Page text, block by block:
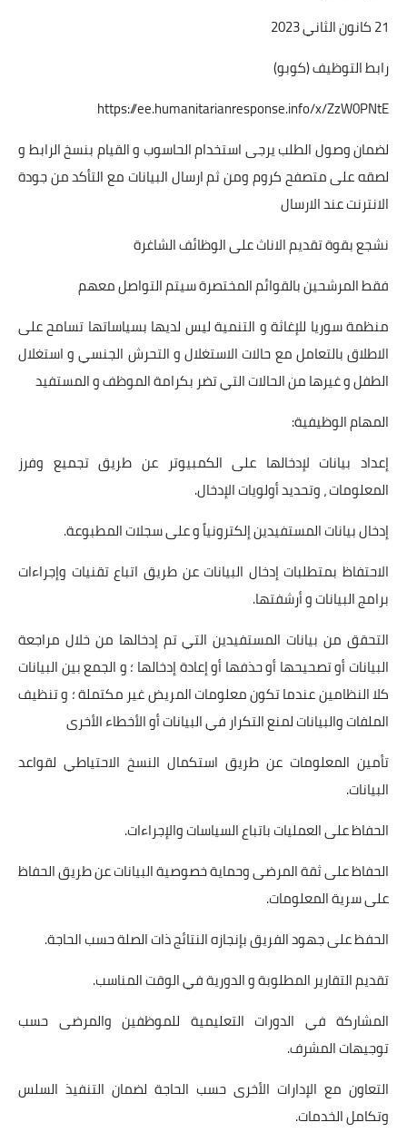
21 كانون الثاني 2023
رابط التوظيف (كوبو)
https://ee.humanitarianresponse.info/x/ZzW0PNtE
لضمان وصول الطلب يرجى استخدام الحاسوب و القيام بنسخ الرابط و
لصقه على متصفح كروم ومن ثم ارسال البيانات مع التأكد من جودة
الانترنت عند الارسال
نشجع بقوة تقديم الاناث على الوظائف الشاغرة
فقط المرشحين بالقوائم المختصرة سيتم التواصل معهم
منظمة سوريا للإغاثة و التنمية ليس لديها بسياساتها تسامح على
الاطلاق بالتعامل مع حالات الاستغلال و التحرش الجنسي و استغلال
الطفل و غيرها من الحالات التي تضر بكرامة الموظف و المستفيد
المهام الوظيفية:
إعداد بيانات لإدخالها على الكمبيوتر عن طريق تجميع وفرز
المعلومات ، وتحديد أولويات الإدخال.
إدخال بيانات المستفيدين إلكترونياً و على سجلات المطبوعة.
الاحتفاظ بمتطلبات إدخال البيانات عن طريق اتباع تقنيات وإجراءات
برامج البيانات و أرشفتها.
التحقق من بيانات المستفيدين التي تم إدخالها من خلال مراجعة
البيانات أو تصحيحها أو حذفها أو إعادة إدخالها ؛ و الجمع بين البيانات
كلا النظامين عندما تكون معلومات المريض غير مكتملة ؛ و تنظيف
الملفات والبيانات لمنع التكرار في البيانات أو الأخطاء الأخرى
تأمين المعلومات عن طريق استكمال النسخ الاحتياطي لقواعد
البيانات.
الحفاظ على العمليات باتباع السياسات والإجراءات.
الحفاظ على ثقة المرضى وحماية خصوصية البيانات عن طريق الحفاظ
على سرية المعلومات.
الحفظ على جهود الفريق بإنجازه النتائج ذات الصلة حسب الحاجة.
تقديم التقارير المطلوبة و الدورية في الوقت المناسب.
المشاركة في الدورات التعليمية للموظفين والمرضى حسب
توجيهات المشرف.
التعاون مع الإدارات الأخرى حسب الحاجة لضمان التنفيذ السلس
وتكامل الخدمات.